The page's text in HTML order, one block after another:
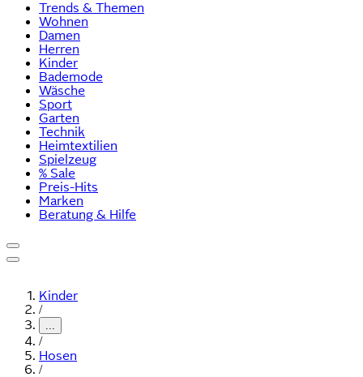
Trends & Themen
Wohnen
Damen
Herren
Kinder
Bademode
Wäsche
Sport
Garten
Technik
Heimtextilien
Spielzeug
% Sale
Preis-Hits
Marken
Beratung & Hilfe
Kinder
/
...
/
Hosen
/